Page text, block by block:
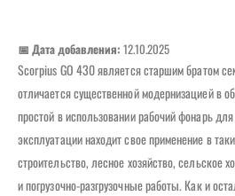
📅 Дата добавления: 12.10.2025
Scorpius GO 430 является старшим братом
отличается существенной модернизацией в
простой в использовании рабочий фонарь
эксплуатации находит свое применение в
строительство, лесное хозяйство, сельское
и погрузочно-разгрузочные работы. Как и